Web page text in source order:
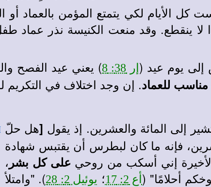
الأيام لكي يتمتع المؤمن بالعماد أو
لا ينقطع. وقد منعت الكنيسة نذر
إلى يوم عيد ( إر 38: 8 ) يعني عيد الفصح
للعماد. إن وجد اختلاف في التكريم
إلى المائة والعشرين. إذ يقول [هل حلّ
فإنه ما كان لبطرس أن يقتبس شهادة
الأخيرة إني أسكب من روحي على كل بشر ،
أحلامًا" ( أع 2: 17 ؛ يوئيل 2: 28
). "وامتلأ